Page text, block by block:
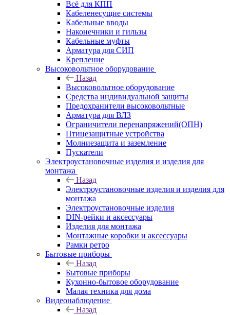
Всё для КПП
Кабеленесущие системы
Кабельные вводы
Наконечники и гильзы
Кабельные муфты
Арматура для СИП
Крепление
Высоковольтное оборудование
Назад
Высоковольтное оборудование
Средства индивидуальной защиты
Предохранители высоковольтные
Арматура для ВЛЗ
Ограничители перенапряжений(ОПН)
Птицезащитные устройства
Молниезащита и заземление
Пускатели
Электроустановочные изделия и изделия для
монтажа
Назад
Электроустановочные изделия и изделия для
монтажа
Электроустановочные изделия
DIN-рейки и аксессуары
Изделия для монтажа
Монтажные коробки и аксессуары
Рамки ретро
Бытовые приборы
Назад
Бытовые приборы
Кухонно-бытовое оборудование
Малая техника для дома
Видеонаблюдение
Назад